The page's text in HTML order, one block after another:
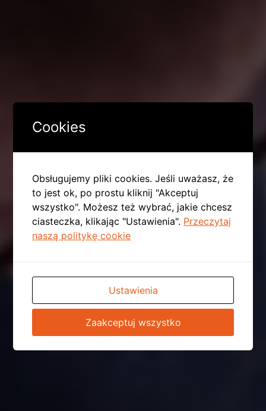
Cookies
Obsługujemy pliki cookies. Jeśli uważasz, że
to jest ok, po prostu kliknij "Akceptuj
wszystko". Możesz też wybrać, jakie chcesz
ciasteczka, klikając "Ustawienia". Przeczytaj
naszą politykę cookie
Ustawienia
Zaakceptuj wszystko